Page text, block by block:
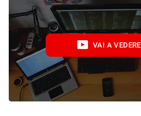
VAI A VEDERE